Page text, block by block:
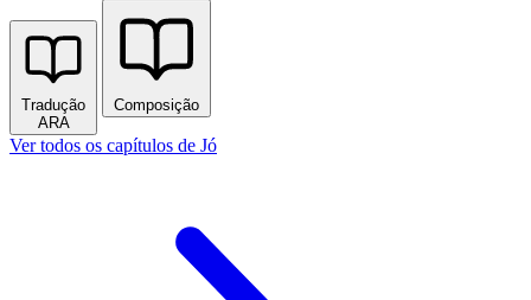
Tradução
ARA
Composição
Ver todos os capítulos de Jó